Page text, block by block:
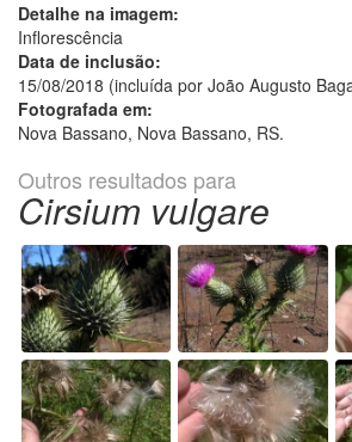
Detalhe na imagem:
Inflorescência
Data de inclusão:
15/08/2018 (incluída por João Augusto
Fotografada em:
Nova Bassano, Nova Bassano, RS.
Outros resultados para
Cirsium vulgare